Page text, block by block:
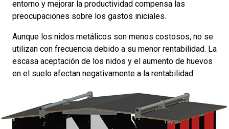
entorno y mejorar la productividad compensa las
preocupaciones sobre los gastos iniciales.
Aunque los nidos metálicos son menos costosos, no se
utilizan con frecuencia debido a su menor rentabilidad. La
escasa aceptación de los nidos y el aumento de huevos
en el suelo afectan negativamente a la rentabilidad.